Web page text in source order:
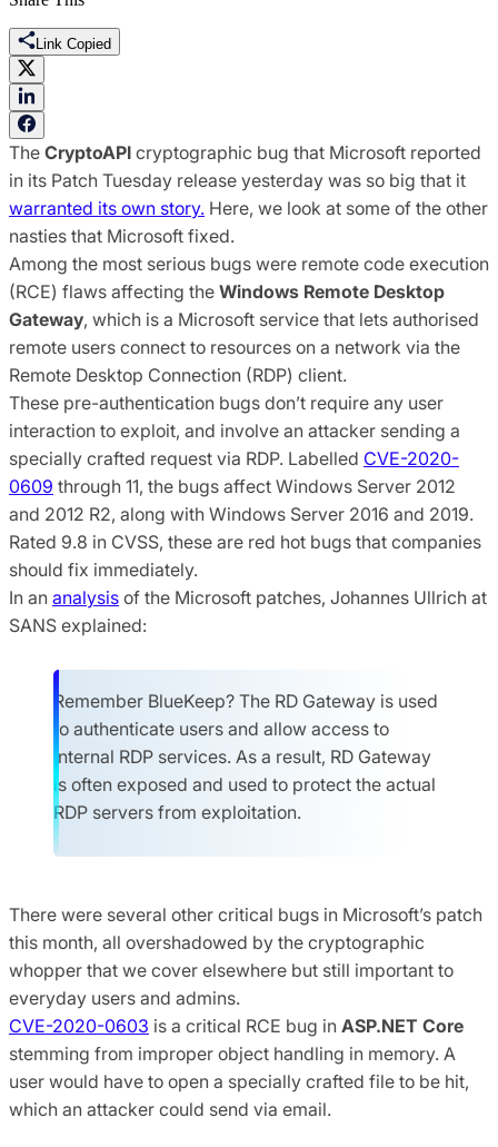
Link Copied
The CryptoAPI cryptographic bug that Microsoft reported
in its Patch Tuesday release yesterday was so big that it
warranted its own story. Here, we look at some of the other
nasties that Microsoft fixed.
Among the most serious bugs were remote code execution
(RCE) flaws affecting the Windows Remote Desktop
Gateway, which is a Microsoft service that lets authorised
remote users connect to resources on a network via the
Remote Desktop Connection (RDP) client.
These pre-authentication bugs don’t require any user
interaction to exploit, and involve an attacker sending a
specially crafted request via RDP. Labelled CVE-2020-
0609 through 11, the bugs affect Windows Server 2012
and 2012 R2, along with Windows Server 2016 and 2019.
Rated 9.8 in CVSS, these are red hot bugs that companies
should fix immediately.
In an analysis of the Microsoft patches, Johannes Ullrich at
SANS explained:
Remember BlueKeep? The RD Gateway is used
to authenticate users and allow access to
internal RDP services. As a result, RD Gateway
is often exposed and used to protect the actual
RDP servers from exploitation.
There were several other critical bugs in Microsoft’s patch
this month, all overshadowed by the cryptographic
whopper that we cover elsewhere but still important to
everyday users and admins.
CVE-2020-0603 is a critical RCE bug in ASP.NET Core
stemming from improper object handling in memory. A
user would have to open a specially crafted file to be hit,
which an attacker could send via email.